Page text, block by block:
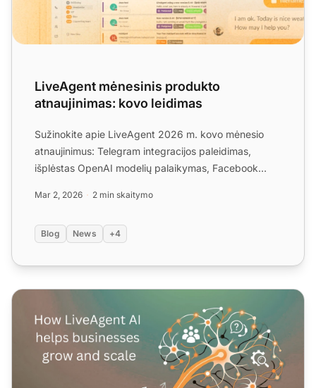
LiveAgent mėnesinis produkto
atnaujinimas: kovo leidimas
Sužinokite apie LiveAgent 2026 m. kovo mėnesio
atnaujinimus: Telegram integracijos paleidimas,
išplėstas OpenAI modelių palaikymas, Facebook
Mar 2, 2026 2 min skaitymo
Blog News +4
Kaip LiveAgent AI padeda verslui augti ir plėstis